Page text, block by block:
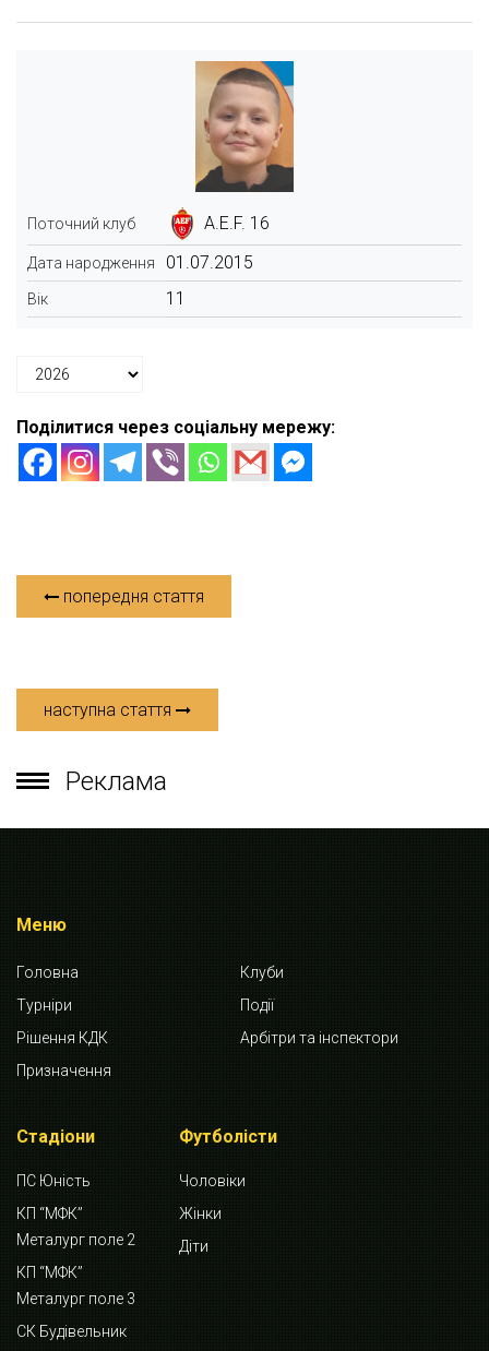
Поточний клуб A.E.F. 16
Дата народження 01.07.2015
Вік 11
Поділитися через соціальну мережу:
попередня стаття
наступна стаття
Реклама
Меню
Головна
Клуби
Турніри
Події
Рішення КДК
Арбітри та інспектори
Призначення
Стадіони
ПС Юність
КП “МФК”
Металург поле 2
КП “МФК”
Металург поле 3
СК Будівельник
Футболісти
Чоловіки
Жінки
Діти